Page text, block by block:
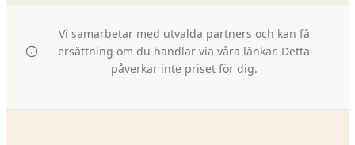
Vi samarbetar med utvalda partners och kan få
ersättning om du handlar via våra länkar. Detta
påverkar inte priset för dig.